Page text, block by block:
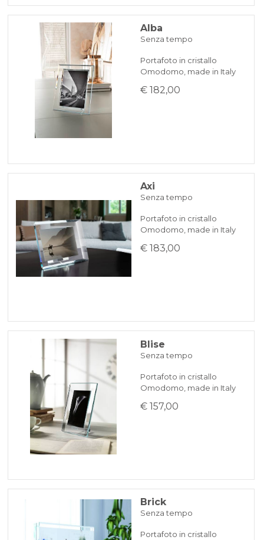
Alba
Senza tempo
Portafoto in cristallo
Omodomo, made in Italy
€ 182,00
Axi
Senza tempo
Portafoto in cristallo
Omodomo, made in Italy
€ 183,00
Blise
Senza tempo
Portafoto in cristallo
Omodomo, made in Italy
€ 157,00
Brick
Senza tempo
Portafoto in cristallo